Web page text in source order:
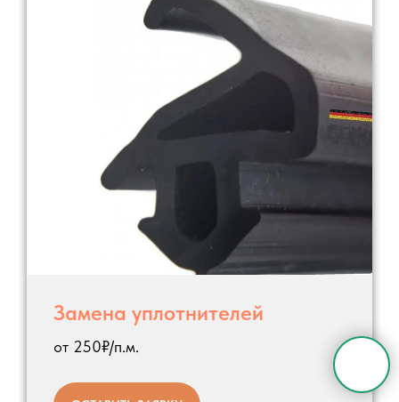
Замена уплотнителей
от 250₽/п.м.